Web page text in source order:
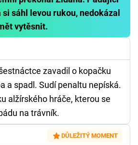
sáhl levou rukou, nedokázal
vytěsnit.
zavadil o kopačku
a spadl. Sudí penaltu nepíská.
alžírského hráče, kterou se
na trávník.
DŮLEŽITÝ MOMENT